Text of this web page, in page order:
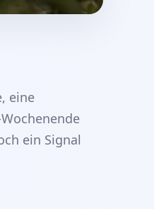
eine
ein Signal